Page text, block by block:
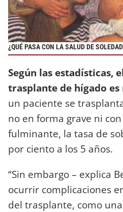
¿QUÉ PASA CON LA SALUD DE
Según las estadísticas,
trasplante de hígado
un paciente se
no en forma grave ni
fulminante, la tasa de
por ciento a los 5 años.
“Sin embargo – explica
ocurrir complicaciones
del trasplante, como